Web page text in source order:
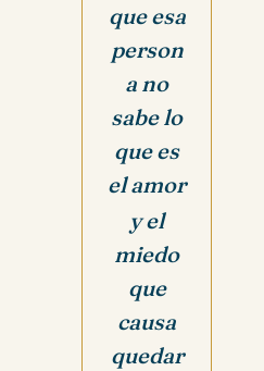
que esa
person
a no
sabe lo
que es
el amor
y el
miedo
que
causa
quedar